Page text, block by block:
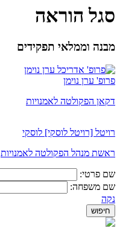
סגל הוראה
מבנה וממלאי תפקידים
פרופ' ערן נוימן
דקאן הפקולטה לאמנויות
רויטל [רויטל לוסקי] לוסקי
ראשת מנהל הפקולטה לאמנויות
שם פרטי:
שם משפחה:
נקה